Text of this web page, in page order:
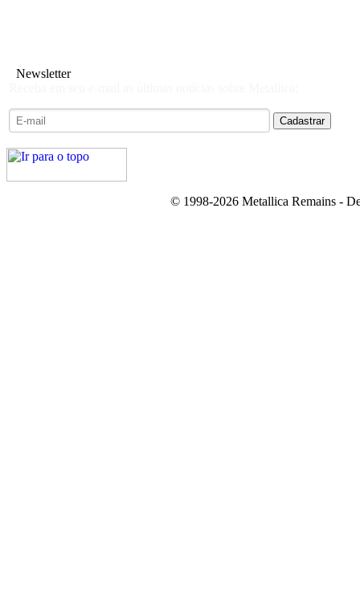
Newsletter
© 1998-2026 Metallica Remains -